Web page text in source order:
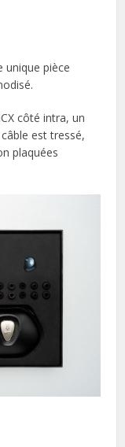
unique pièce
côté intra, un
est tressé,
plaquées